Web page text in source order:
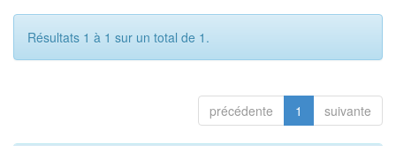
Résultats 1 à 1 sur un total de 1.
précédente 1 suivante